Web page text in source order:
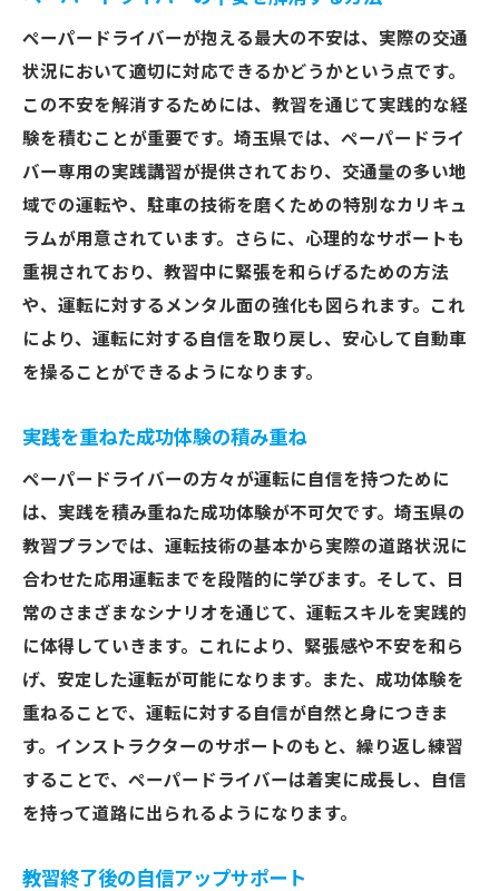
ペーパードライバーが抱える最大の不安は、実際の交通
状況において適切に対応できるかどうかという点です。
この不安を解消するためには、教習を通じて実践的な経
験を積むことが重要です。埼玉県では、ペーパードライ
バー専用の実践講習が提供されており、交通量の多い地
域での運転や、駐車の技術を磨くための特別なカリキュ
ラムが用意されています。さらに、心理的なサポートも
重視されており、教習中に緊張を和らげるための方法
や、運転に対するメンタル面の強化も図られます。これ
により、運転に対する自信を取り戻し、安心して自動車
を操ることができるようになります。
実践を重ねた成功体験の積み重ね
ペーパードライバーの方々が運転に自信を持つために
は、実践を積み重ねた成功体験が不可欠です。埼玉県の
教習プランでは、運転技術の基本から実際の道路状況に
合わせた応用運転までを段階的に学びます。そして、日
常のさまざまなシナリオを通じて、運転スキルを実践的
に体得していきます。これにより、緊張感や不安を和ら
げ、安定した運転が可能になります。また、成功体験を
重ねることで、運転に対する自信が自然と身につきま
す。インストラクターのサポートのもと、繰り返し練習
することで、ペーパードライバーは着実に成長し、自信
を持って道路に出られるようになります。
教習終了後の自信アップサポート